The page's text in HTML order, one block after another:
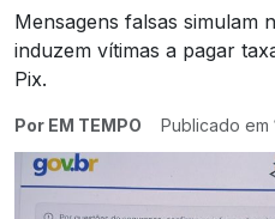
Mensagens falsas simulam
induzem vítimas a pagar
Pix.
Por EM TEMPO Publicado em